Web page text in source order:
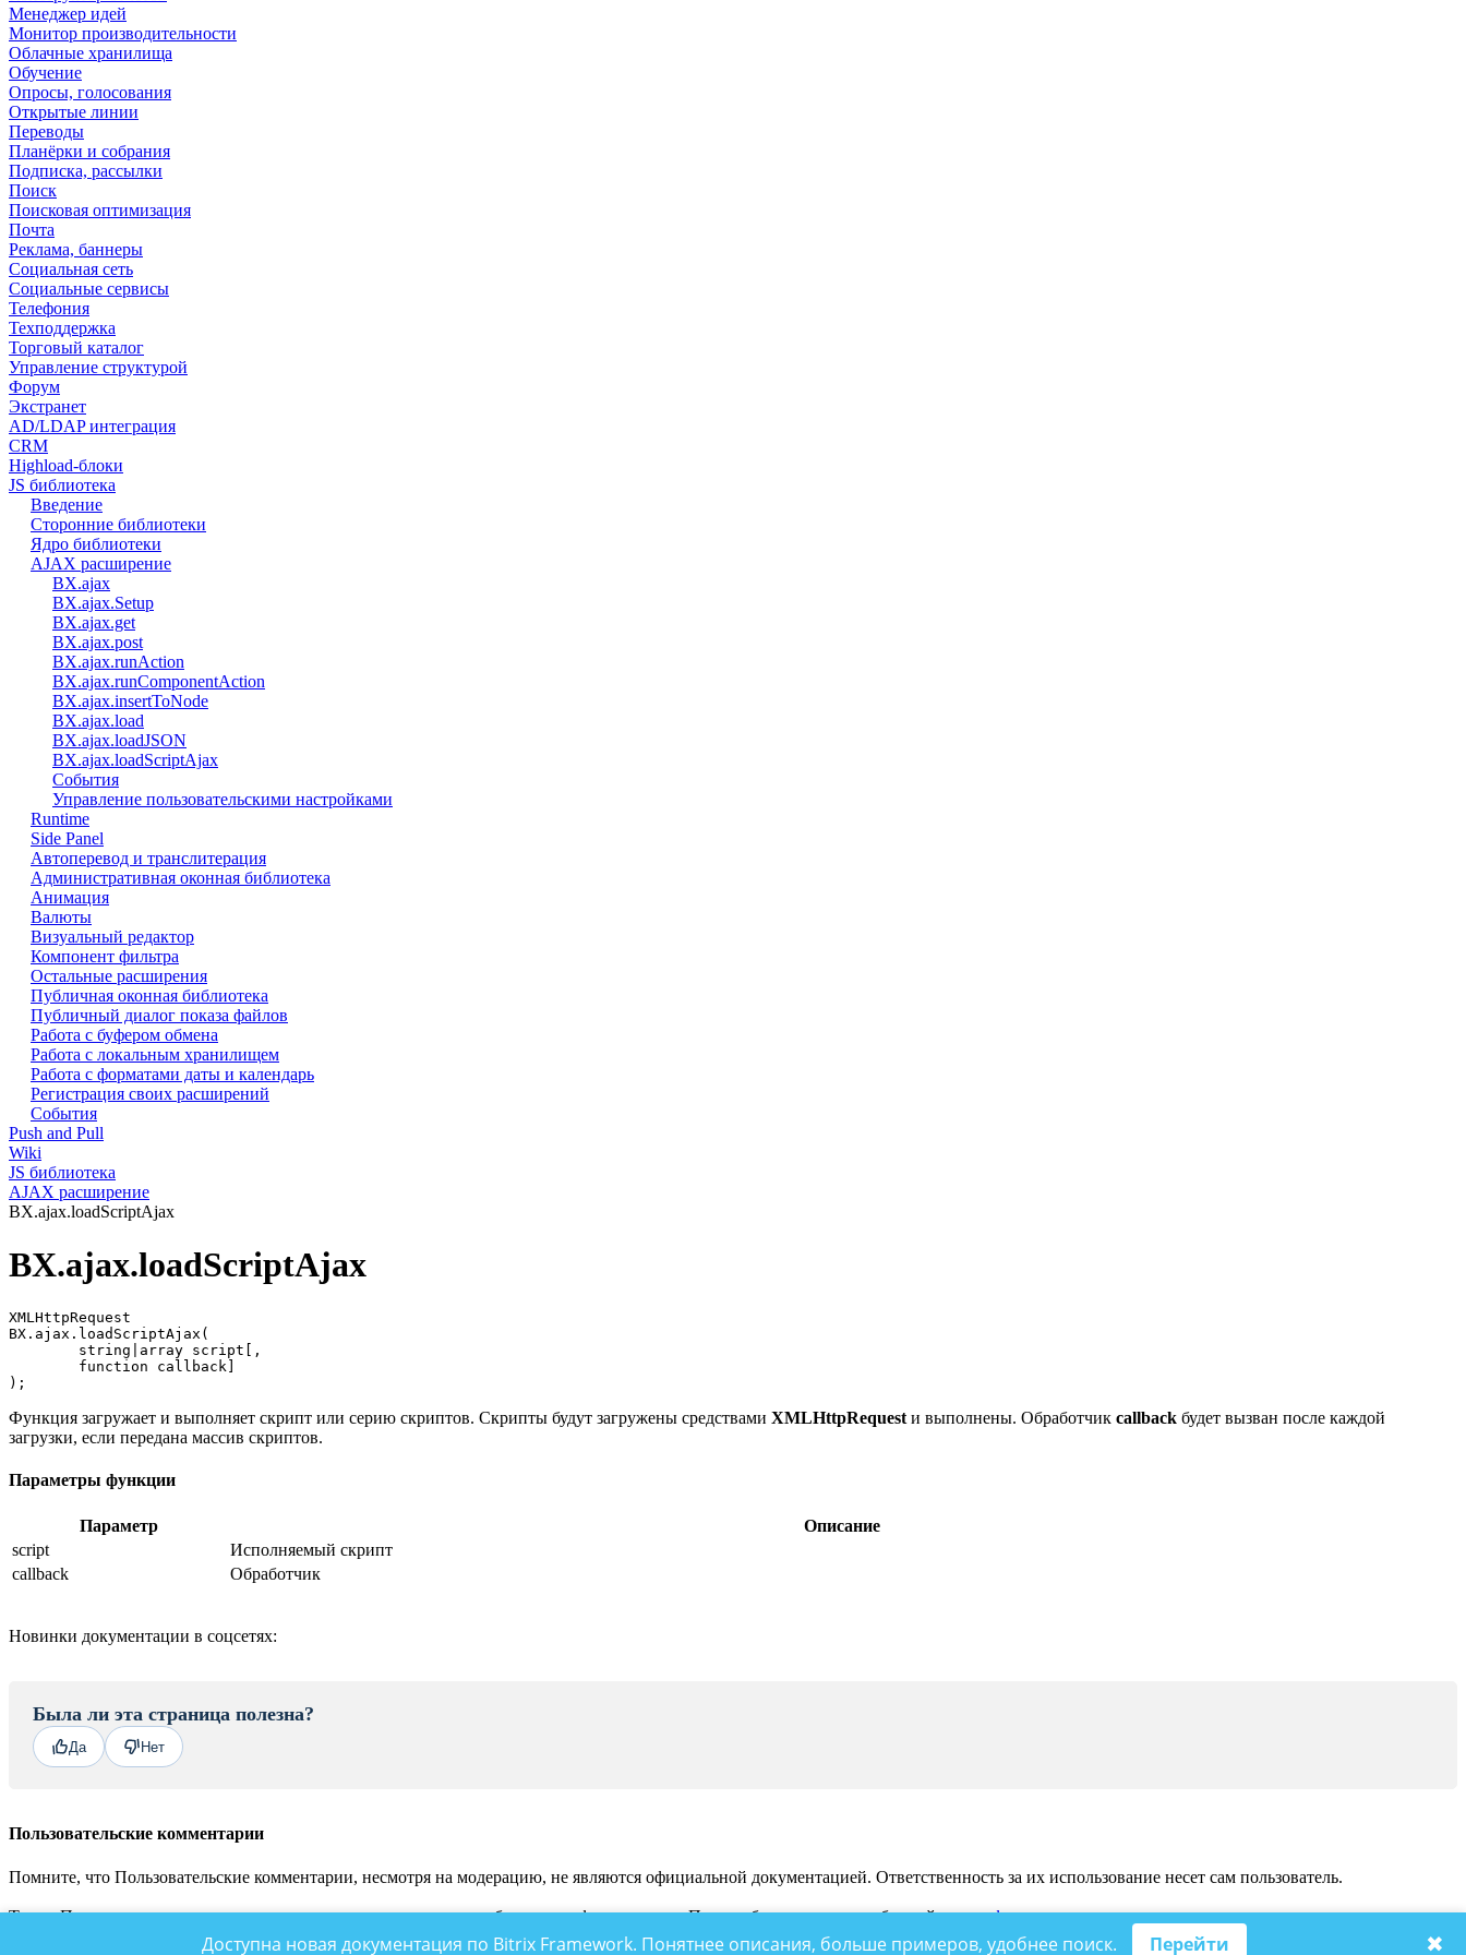
Менеджер идей
Монитор производительности
Облачные хранилища
Обучение
Опросы, голосования
Открытые линии
Переводы
Планёрки и собрания
Подписка, рассылки
Поиск
Поисковая оптимизация
Почта
Реклама, баннеры
Социальная сеть
Социальные сервисы
Телефония
Техподдержка
Торговый каталог
Управление структурой
Форум
Экстранет
AD/LDAP интеграция
CRM
Highload-блоки
JS библиотека
Введение
Сторонние библиотеки
Ядро библиотеки
AJAX расширение
BX.ajax
BX.ajax.Setup
BX.ajax.get
BX.ajax.post
BX.ajax.runAction
BX.ajax.runComponentAction
BX.ajax.insertToNode
BX.ajax.load
BX.ajax.loadJSON
BX.ajax.loadScriptAjax
События
Управление пользовательскими настройками
Runtime
Side Panel
Автоперевод и транслитерация
Административная оконная библиотека
Анимация
Валюты
Визуальный редактор
Компонент фильтра
Остальные расширения
Публичная оконная библиотека
Публичный диалог показа файлов
Работа с буфером обмена
Работа с локальным хранилищем
Работа с форматами даты и календарь
Регистрация своих расширений
События
Push and Pull
Wiki
JS библиотека
AJAX расширение
BX.ajax.loadScriptAjax
BX.ajax.loadScriptAjax
XMLHttpRequest
BX.ajax.loadScriptAjax(
);
Функция загружает и выполняет скрипт или серию скриптов. Скрипты будут загружены средствами XMLHttpRequest и выполнены. Обработчик callback будет вызван после каждой
загрузки, если передана массив скриптов.
Параметры функции
Параметр
Описание
script
Исполняемый скрипт
callback
Обработчик
Новинки документации в соцсетях:
Была ли эта страница полезна?
Да Нет
Пользовательские комментарии
Помните, что Пользовательские комментарии, несмотря на модерацию, не являются официальной документацией. Ответственность за их использование несет сам пользователь.
Также Пользовательские комментарии не являются местом для обсуждения функционала. По подобным вопросам обращайтесь нафорумы.
© «Битрикс», 2001-2026, «1С-Битрикс», 2026Доступна новая документация по Bitrix Framework. Понятнее описания, больше примеров, удобнее поиск. Перейти ✖